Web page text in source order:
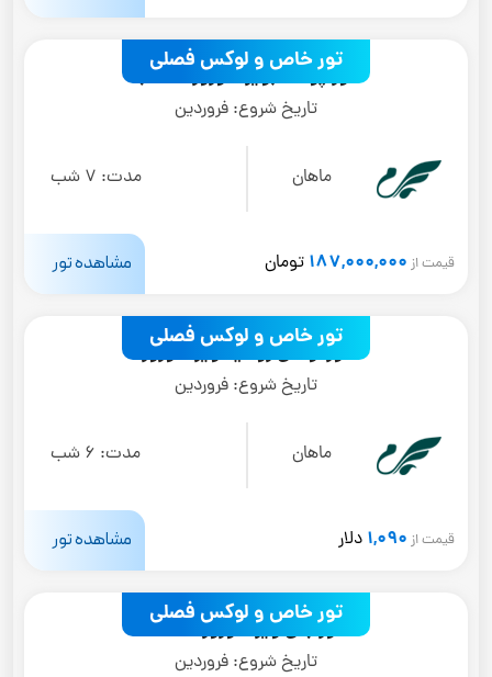
تور خاص و لوکس فصلی
تور پوکت (ویژه نوروز1405)
تاریخ شروع: فروردین
ماهان مدت: 7 شب
قیمت از 187,000,000 تومان مشاهده تور
تور خاص و لوکس فصلی
تور لوکس روسیه ویژه نوروز
تاریخ شروع: فروردین
ماهان مدت: 6 شب
قیمت از 1,090 دلار مشاهده تور
تور خاص و لوکس فصلی
تور بالی ویژه نوروز 1405
تاریخ شروع: فروردین